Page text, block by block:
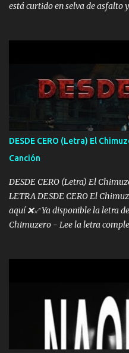
está curtido en selva de asfalto
pa más pues hay charola les
otra Música Surcando bien mi
los lados aquel que no corre
Ya pasé varias hazañas ya
de este León los estatales no sé
también la nueve que cargo al
al traicionero damos pa abajo
pues hay charola les voy a dar
DESDE CERO (Letra) El
Canción
DESDE CERO (Letra) El
LETRA DESDE CERO El
aquí ❌♐ Ya disponible la letra
Chimuzero - Lee la letra
❌ www.elnorteduro.com ❌ Yo
Uno pues Hallamos Modos , Si
Error Y me sacudo El Lodo ❌
No me falta Pero Tampoco me